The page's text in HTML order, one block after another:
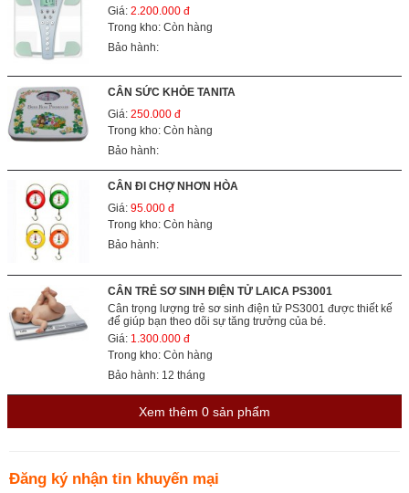
Giá: 2.200.000 đ
Trong kho: Còn hàng
Bảo hành:
CÂN SỨC KHỎE TANITA
Giá: 250.000 đ
Trong kho: Còn hàng
Bảo hành:
CÂN ĐI CHỢ NHƠN HÒA
Giá: 95.000 đ
Trong kho: Còn hàng
Bảo hành:
CÂN TRẺ SƠ SINH ĐIỆN TỬ LAICA PS3001
Cân trọng lượng trẻ sơ sinh điện tử PS3001 được thiết kế
để giúp bạn theo dõi sự tăng trưởng của bé.
Giá: 1.300.000 đ
Trong kho: Còn hàng
Bảo hành: 12 tháng
Xem thêm 0 sản phẩm
Đăng ký nhận tin khuyến mại